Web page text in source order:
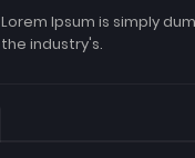
Lorem Ipsum is simply
the industry's.